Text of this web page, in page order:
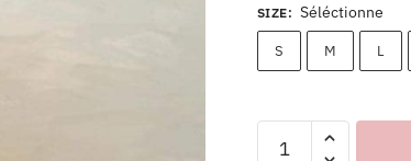
SIZE: Séléctionne
S M L